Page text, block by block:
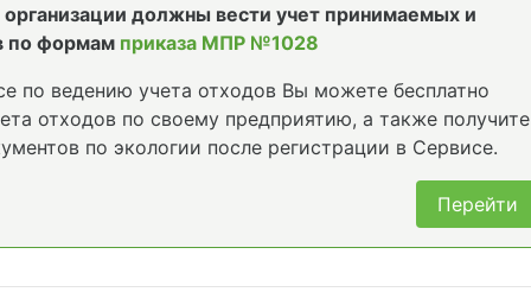
организации должны вести учет принимаемых и
по формам приказа МПР №1028
по ведению учета отходов Вы можете бесплатно
отходов по своему предприятию, а также получите
по экологии после регистрации в Сервисе.
Перейти